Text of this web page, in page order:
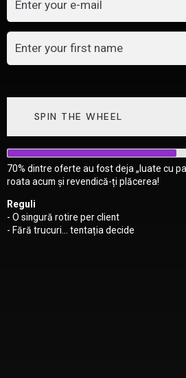
SPIN THE WHEEL
70% dintre oferte au fost deja „luate cu
roata acum și revendică-ți plăcerea!
Reguli
- O singură rotire per client
- Fără trucuri... tentația decide